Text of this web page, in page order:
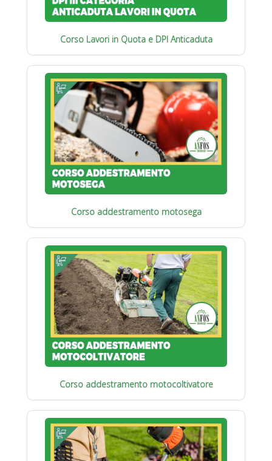
Corso Lavori in Quota e DPI Anticaduta
Corso addestramento motosega
Corso addestramento motocoltivatore